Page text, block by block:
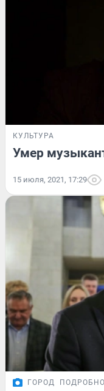
КУЛЬТУРА
Умер
15 июля, 2021, 17:29
ГОРОД